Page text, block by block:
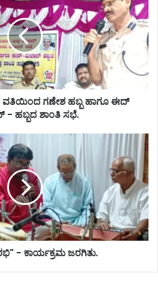
ವತಿಯಿಂದ ಗಣೇಶ ಹಬ್ಬ ಹಾಗೂ ಈದ್‌
- ಹಬ್ಬದ ಶಾಂತಿ ಸಭೆ.
- ಕಾರ್ಯಕ್ರಮ ಜರಗಿತು.